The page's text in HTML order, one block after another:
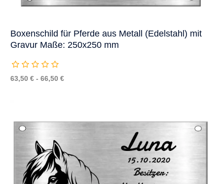
Boxenschild für Pferde aus Metall (Edelstahl) mit
Gravur Maße: 250x250 mm
63,50 € - 66,50 €